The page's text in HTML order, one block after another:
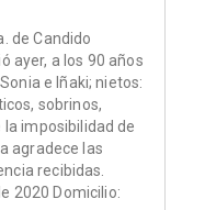
de Candido
ayer, a los 90 años
e Iñaki; nietos:
sobrinos,
imposibilidad de
agradece las
recibidas.
2020 Domicilio: